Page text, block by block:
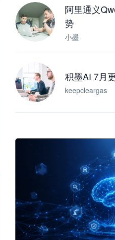
阿里通义
势
小墨
积墨AI 7月
keepcleargas